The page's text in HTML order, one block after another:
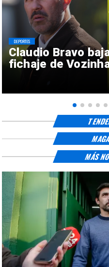
Claudio Bravo
fichaje de
DEPORTES
MÁS